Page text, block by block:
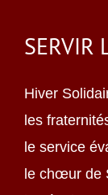
SERVIR
Hiver
les
le service
le chœur de